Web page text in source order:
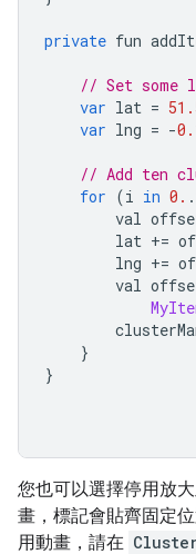
private fun
// Set some
var lat =
var lng = -
// Add ten
for (i in 0. .
val
lat +=
lng +=
val
}
}
您也可以選擇停用放
畫，標記會貼齊固定
用動畫，請在